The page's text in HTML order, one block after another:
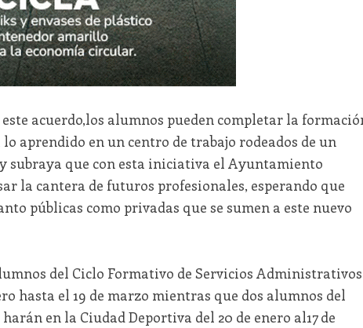
acuerdo,los alumnos pueden completar la
aprendido en un centro de trabajo rodeados de un
subraya que con esta iniciativa el Ayuntamiento
la cantera de futuros profesionales, esperando que
públicas como privadas que se sumen a este nuevo
del Ciclo Formativo de Servicios Administrativos
hasta el 19 de marzo mientras que dos alumnos del
en la Ciudad Deportiva del 20 de enero al17 de